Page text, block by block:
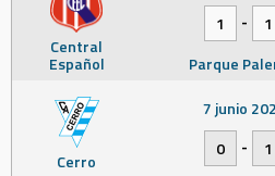
Central
Español
1
-
1
Parque
Cerro
7 junio
0
-
1